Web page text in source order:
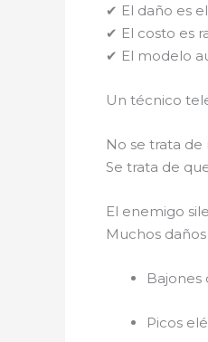
✔ El daño es
✔ El costo es
✔ El modelo
Un técnico
No se trata
Se trata de
El enemigo
Muchos
Bajones
Picos